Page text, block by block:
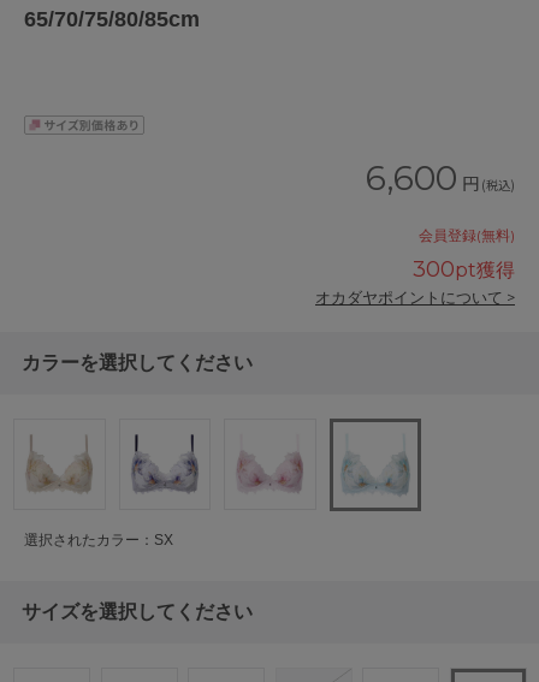
65/70/75/80/85cm
6,600 円 (税込)
会員登録(無料)
300pt獲得
オカダヤポイントについて >
カラーを選択してください
選択されたカラー：SX
サイズを選択してください